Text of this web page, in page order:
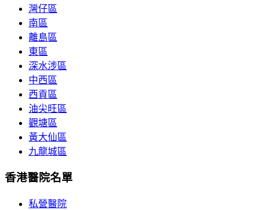
灣仔區
南區
離島區
東區
深水涉區
中西區
西貢區
油尖旺區
觀塘區
黃大仙區
九龍城區
香港醫院名單
私營醫院